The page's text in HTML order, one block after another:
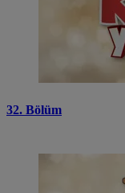
32. Bölüm